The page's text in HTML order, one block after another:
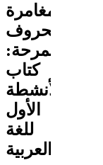
مغامرة
الحروف
المرحة:
كتاب
الأنشطة
الأول
للغة
العربية